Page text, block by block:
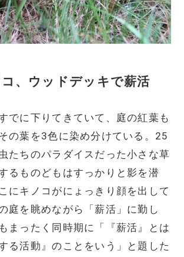
、ウッドデッキで薪活
でに下りてきていて、庭の紅葉も
の葉を3色に染め分けている。25
たちのパラダイスだった小さな草
るものどもはすっかりと影を潜
にキノコがにょっきり顔を出して
庭を眺めながら「薪活」に勤し
まったく同時期に「『薪活』とは
る活動』のことをいう」と題した